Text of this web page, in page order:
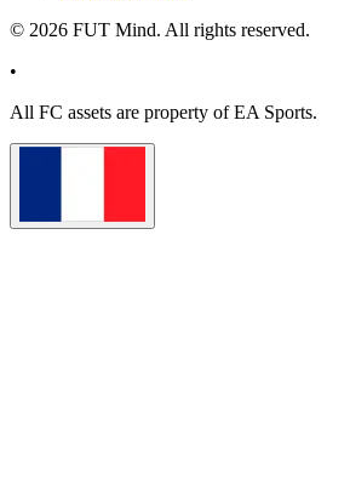
© 2026 FUT Mind. All rights reserved.
•
All FC assets are property of EA Sports.